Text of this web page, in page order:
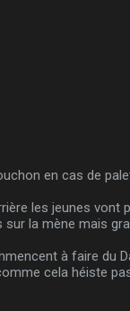
en cas de
les jeunes vont
la mène mais
à faire du
cela héiste